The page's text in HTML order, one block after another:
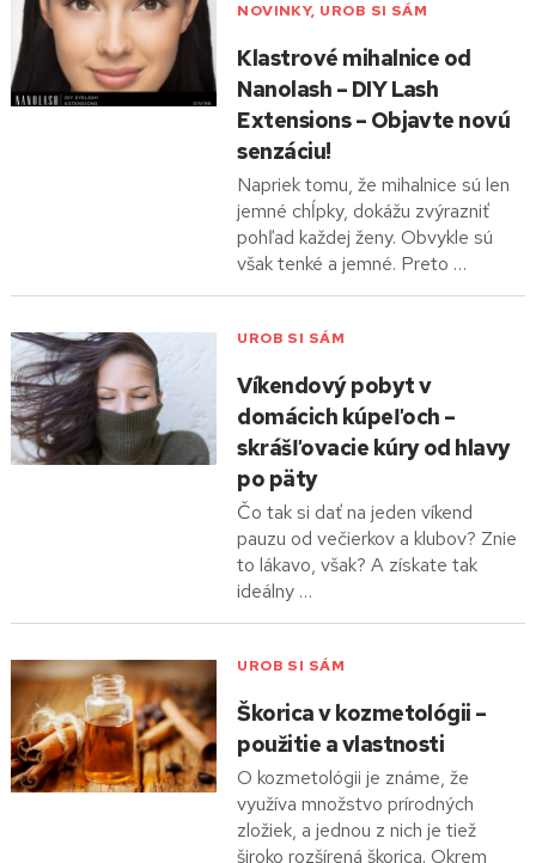
NOVINKY, UROB SI SÁM
Klastrové mihalnice od
Nanolash – DIY Lash
Extensions – Objavte novú
senzáciu!
Napriek tomu, že mihalnice sú len
jemné chĺpky, dokážu zvýrazniť
pohľad každej ženy. Obvykle sú
však tenké a jemné. Preto …
UROB SI SÁM
Víkendový pobyt v
domácich kúpeľoch –
skrášľovacie kúry od hlavy
po päty
Čo tak si dať na jeden víkend
pauzu od večierkov a klubov? Znie
to lákavo, však? A získate tak
ideálny …
UROB SI SÁM
Škorica v kozmetológii –
použitie a vlastnosti
O kozmetológii je známe, že
využíva množstvo prírodných
zložiek, a jednou z nich je tiež
široko rozšírená škorica. Okrem